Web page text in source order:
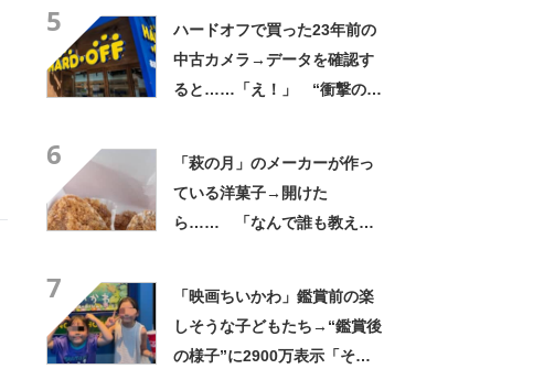
5
ハードオフで買った23年前の
中古カメラ→データを確認す
ると……「え！」 “衝撃の中
6
「萩の月」のメーカーが作っ
ている洋菓子→開けた
ら…… 「なんで誰も教えて
7
「映画ちいかわ」鑑賞前の楽
しそうな子どもたち→“鑑賞後
の様子”に2900万表示「そう